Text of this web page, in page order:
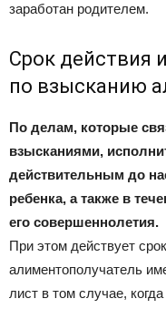
заработан родителем.
Срок действия
по взысканию
По делам, которые
взысканиями,
действительным до
ребенка, а также в
его совершеннолетия.
При этом действует
алиментополучатель
лист в том случае,